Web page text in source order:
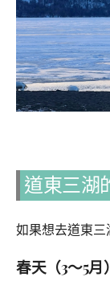
道東三湖
如果想去道東三
春天（3～5